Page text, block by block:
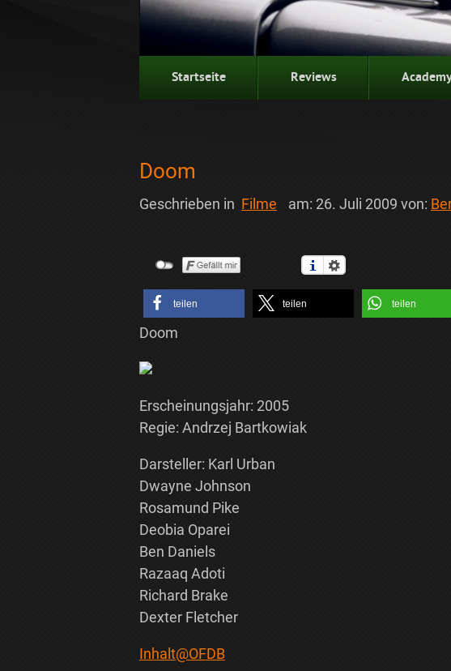
Startseite Reviews
Doom
Geschrieben in Filme am: 26. Juli 2009 von:
teilen teilen teilen
Doom
Erscheinungsjahr: 2005
Regie: Andrzej Bartkowiak
Darsteller: Karl Urban
Dwayne Johnson
Rosamund Pike
Deobia Oparei
Ben Daniels
Razaaq Adoti
Richard Brake
Dexter Fletcher
Inhalt@OFDB